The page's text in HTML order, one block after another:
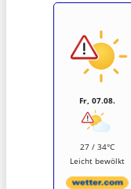
Fr, 07.08.
27 / 34°C
Leicht bewölkt